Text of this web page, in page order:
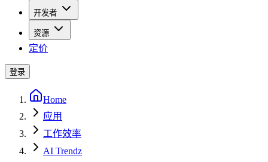
开发者
资源
定价
登录
Home
应用
工作效率
AI Trendz